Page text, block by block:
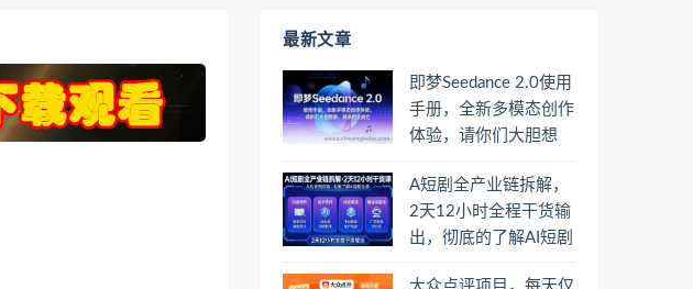
最新文章
即梦Seedance 2.0使用
手册，全新多模态创作
体验，请你们大胆想
A短剧全产业链拆解，
2天12小时全程干货输
出，彻底的了解AI短剧